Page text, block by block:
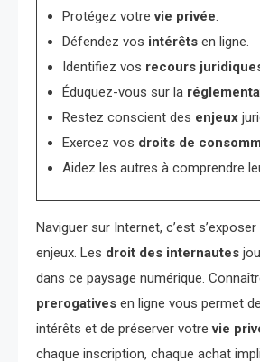
Protégez votrevie privée
Défendez vos intérêtsen ligne.
Identifiez vos recours
Éduquez-vous sur la
Restez conscient des enjeux
Exercez vos droits de
Aidez les autres à comprendre
Naviguer sur Internet, c’est
enjeux. Les droit des internautes
dans ce paysage numérique.
prerogatives en ligne vous permet
intérêts et de préserver votrevie
chaque inscription, chaque achat